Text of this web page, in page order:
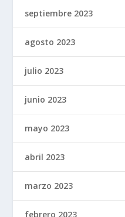
septiembre 2023
agosto 2023
julio 2023
junio 2023
mayo 2023
abril 2023
marzo 2023
febrero 2023